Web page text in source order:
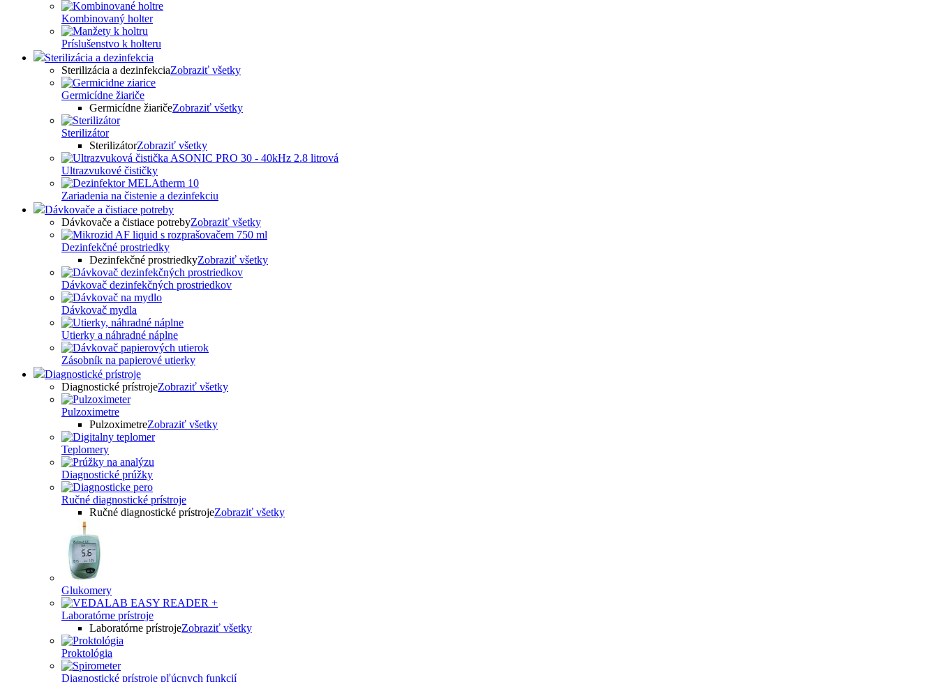
Kombinovaný holter
Príslušenstvo k holteru
Sterilizácia a dezinfekcia
Sterilizácia a dezinfekciaZobraziť všetky
Germicídne žiariče
Germicídne žiaričeZobraziť všetky
Sterilizátor
SterilizátorZobraziť všetky
Ultrazvukové čističky
Zariadenia na čistenie a dezinfekciu
Dávkovače a čistiace potreby
Dávkovače a čistiace potrebyZobraziť všetky
Dezinfekčné prostriedky
Dezinfekčné prostriedkyZobraziť všetky
Dávkovač dezinfekčných prostriedkov
Dávkovač mydla
Utierky a náhradné náplne
Zásobník na papierové utierky
Diagnostické prístroje
Diagnostické prístrojeZobraziť všetky
Pulzoximetre
PulzoximetreZobraziť všetky
Teplomery
Diagnostické prúžky
Ručné diagnostické prístroje
Ručné diagnostické prístrojeZobraziť všetky
Glukomery
Laboratórne prístroje
Laboratórne prístrojeZobraziť všetky
Proktológia
Diagnostické prístroje pľúcnych funkcií